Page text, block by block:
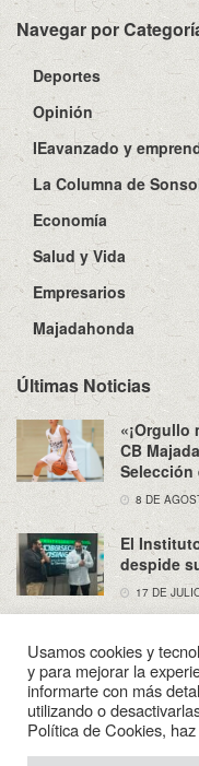
Navegar por
Deportes
Opinión
IEavanzado y
La Columna de
Economía
Salud y Vida
Empresarios
Majadahonda
Últimas Noticias
«¡Orgullo
CB
Selección
8 DE
El
despide
17 DE
Sobre Nosotros Política
Contacto
Usamos cookies y
y para mejorar la
informarte con más
utilizando o
Política de Cookies,